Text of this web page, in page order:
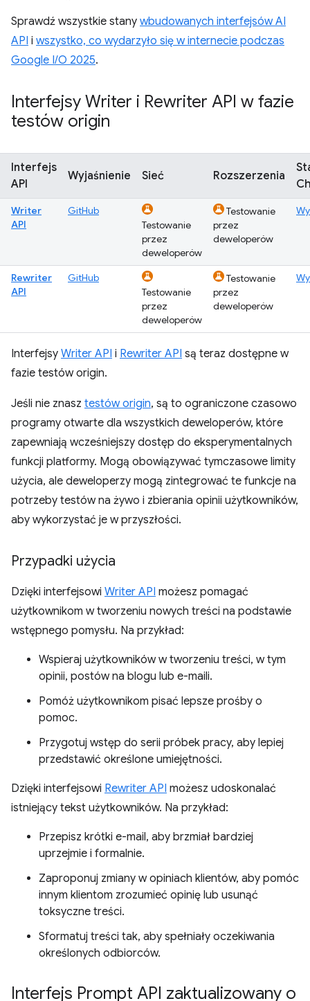
Sprawdź wszystkie stany wbudowanych interfejsów AI
API i wszystko, co wydarzyło się w internecie podczas
Google I/O 2025.
Interfejsy Writer i Rewriter API w fazie
testów origin
Interfejs
API
Wyjaśnienie Sieć Rozszerzenia
Writer
API
GitHub
Testowanie
przez
deweloperów
Testowanie
przez
deweloperów
Rewriter
API
GitHub
Testowanie
przez
deweloperów
Testowanie
przez
deweloperów
Interfejsy Writer API i Rewriter API są teraz dostępne w
fazie testów origin.
Jeśli nie znasz testów origin, są to ograniczone czasowo
programy otwarte dla wszystkich deweloperów, które
zapewniają wcześniejszy dostęp do eksperymentalnych
funkcji platformy. Mogą obowiązywać tymczasowe limity
użycia, ale deweloperzy mogą zintegrować te funkcje na
potrzeby testów na żywo i zbierania opinii użytkowników,
aby wykorzystać je w przyszłości.
Przypadki użycia
Dzięki interfejsowi Writer API możesz pomagać
użytkownikom w tworzeniu nowych treści na podstawie
wstępnego pomysłu. Na przykład:
Wspieraj użytkowników w tworzeniu treści, w tym
opinii, postów na blogu lub e-maili.
Pomóż użytkownikom pisać lepsze prośby o
pomoc.
Przygotuj wstęp do serii próbek pracy, aby lepiej
przedstawić określone umiejętności.
Dzięki interfejsowi Rewriter API możesz udoskonalać
istniejący tekst użytkowników. Na przykład:
Przepisz krótki e-mail, aby brzmiał bardziej
uprzejmie i formalnie.
Zaproponuj zmiany w opiniach klientów, aby pomóc
innym klientom zrozumieć opinię lub usunąć
toksyczne treści.
Sformatuj treści tak, aby spełniały oczekiwania
określonych odbiorców.
Interfejs Prompt API zaktualizowany o